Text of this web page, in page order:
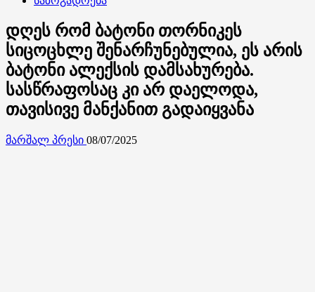
დღეს რომ ბატონი თორნიკეს
სიცოცხლე შენარჩუნებულია, ეს არის
ბატონი ალექსის დამსახურება.
სასწრაფოსაც კი არ დაელოდა,
თავისივე მანქანით გადაიყვანა
მარშალ პრესი 08/07/2025